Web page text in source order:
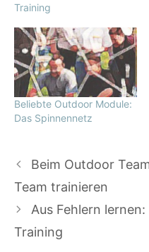
Training
Beliebte Outdoor Module:
Das Spinnennetz
Beim Outdoor
Team trainieren
Aus Fehlern
Training